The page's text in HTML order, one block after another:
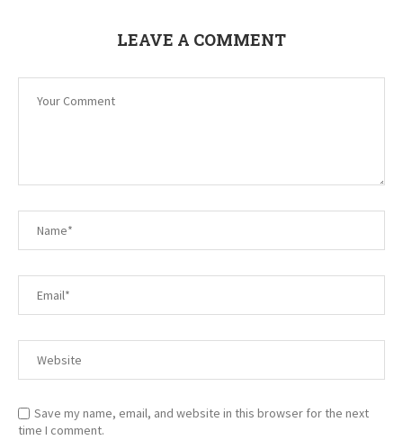
LEAVE A COMMENT
Save my name, email, and website in this browser for the next
time I comment.